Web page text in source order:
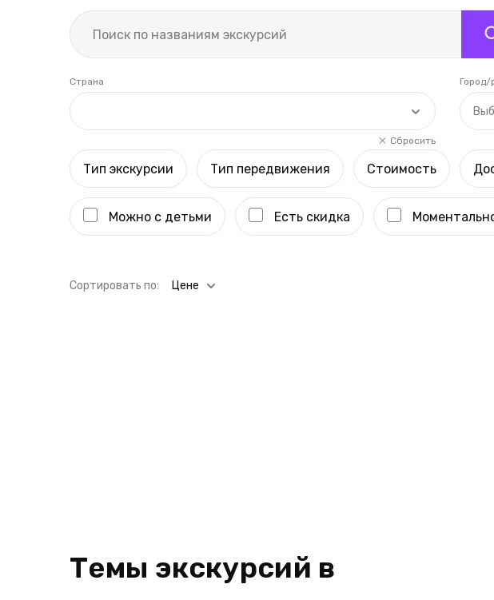
Страна
Сбросить
Город/
Тип экскурсии Тип передвижения Стоимость
Можно с детьми Есть скидка
Cортировать по: Цене
Темы экскурсий в